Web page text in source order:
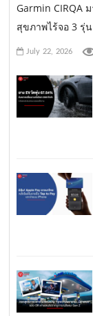
Garmin CIRQA
สุขภาพไร้จอ 3 รุ่
July 22, 2026